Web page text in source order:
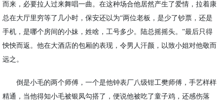
而来，必要拉人过来舞唱一曲。在这种场合他居然产生了爱情，拉着康
总在大厅里穷等了几小时，保安还以为“两位老板，是少了钞票，还是
手机，是哪个房间的小妹，姓啥，工号多少。陆总摇摇头。”最后只得
怏怏而返。他在大酒店的包厢的表现，令男人汗颜，以致小姐对他敬而
远之。
倒是小毛的两个师傅，一个是他钟表厂八级钳工樊师傅，手艺样样
精通，当他得知小毛被银凤勾搭了，便说他被吃了童子鸡，还感伤落